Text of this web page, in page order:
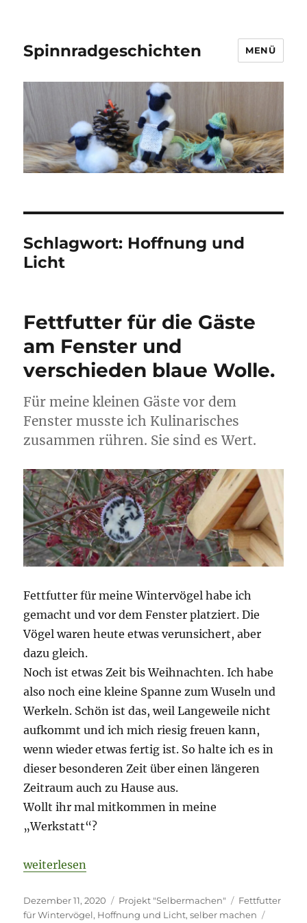
Spinnradgeschichten MENÜ
Schlagwort: Hoffnung und
Licht
Fettfutter für die Gäste
am Fenster und
verschieden blaue Wolle.
Für meine kleinen Gäste vor dem
Fenster musste ich Kulinarisches
zusammen rühren. Sie sind es Wert.
Fettfutter für meine Wintervögel habe ich
gemacht und vor dem Fenster platziert. Die
Vögel waren heute etwas verunsichert, aber
dazu gleich.
Noch ist etwas Zeit bis Weihnachten. Ich habe
also noch eine kleine Spanne zum Wuseln und
Werkeln. Schön ist das, weil Langeweile nicht
aufkommt und ich mich riesig freuen kann,
wenn wieder etwas fertig ist. So halte ich es in
dieser besonderen Zeit über einen längeren
Zeitraum auch zu Hause aus.
Wollt ihr mal mitkommen in meine
„Werkstatt“?
„Fettfutter für die Gäste am Fenster und
weiterlesen
Veröffentlicht
am
Dezember 11, 2020 Kategorien
Projekt "Selbermachen" Schlagwörter
Fettfutter
für Wintervögel, Hoffnung und Licht,selber machen